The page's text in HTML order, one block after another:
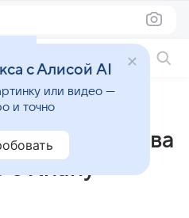
мечтает снова
с Киану
с Алисой AI
или видео —
и точно